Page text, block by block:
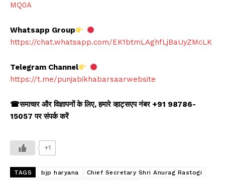
MQ0A
Whatsapp Group
https://chat.whatsapp.com/EK1btmLAghfLjBaUyZMcLK
Telegram Channel
https://t.me/punjabikhabarsaarwebsite
☎समाचार और विज्ञापनों के लिए,हमारे व्हाट्सएप नंबर +91 98786-
15057 पर संपर्क करें
+1
TAGS bjp haryana Chief Secretary Shri Anurag Rastogi